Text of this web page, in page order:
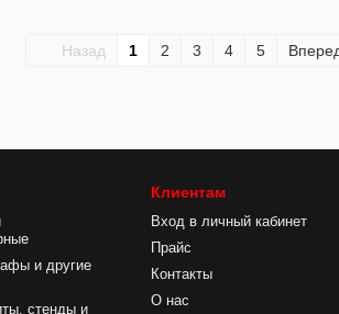
Назад 1 2 3 4 5
и другие
стенды и
Клиентам
Вход в личный кабинет
Прайс
Контакты
О нас